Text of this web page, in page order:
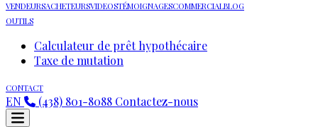
VENDEURSACHETEURSVIDEOSTÉMOIGNAGESCOMMERCIALBLOG
OUTILS
Calculateur de prêt hypothécaire
Taxe de mutation
CONTACT
EN (438) 801-8088 Contactez-nous